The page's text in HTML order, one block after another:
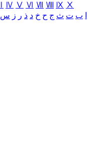
Ⅳ Ⅴ Ⅵ Ⅶ Ⅷ Ⅸ Ⅹ
ب ت ث ج ح خ د ذ ر ز س